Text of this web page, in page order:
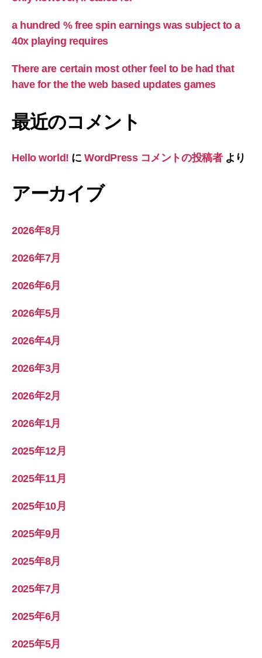
a hundred % free spin earnings was subject to a
40x playing requires
There are certain most other feel to be had that
have for the the web based updates games
最近のコメント
Hello world! にWordPress コメントの投稿者より
アーカイブ
2026年8月
2026年7月
2026年6月
2026年5月
2026年4月
2026年3月
2026年2月
2026年1月
2025年12月
2025年11月
2025年10月
2025年9月
2025年8月
2025年7月
2025年6月
2025年5月